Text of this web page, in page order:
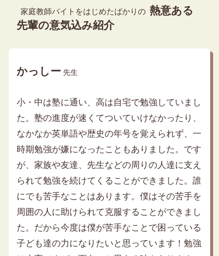
家庭教師バイトをはじめたばかりの 熱意ある
先輩の意気込み紹介
かっしー 先生
小・中は塾に通い、高は自宅で勉強していまし
た。塾の進度が速くてついていけなかったり、
なかなか英単語や歴史の年号を覚えられず、一
時期勉強が嫌になったこともありました。です
が、家族や友達、先生などの周りの人達に支え
られて勉強を続けてくることができました。誰
にでも苦手なことはあります。僕はその苦手を
周囲の人に助けられて克服することができまし
た。だから今度は僕が苦手なことで困っている
子ども達の力になりたいと思っています！勉強